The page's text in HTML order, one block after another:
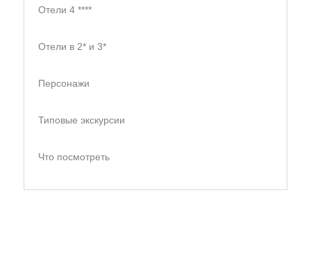
Отели 4 ****
Отели в 2* и 3*
Персонажи
Типовые экскурсии
Что посмотреть